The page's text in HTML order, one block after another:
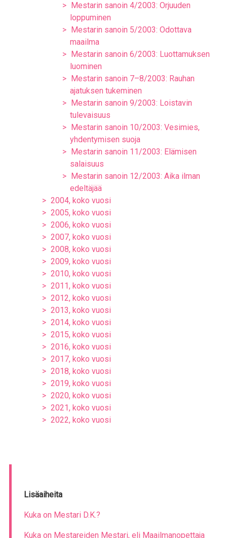
Mestarin sanoin 4/2003: Orjuuden
loppuminen
Mestarin sanoin 5/2003: Odottava
maailma
Mestarin sanoin 6/2003: Luottamuksen
luominen
Mestarin sanoin 7–8/2003: Rauhan
ajatuksen tukeminen
Mestarin sanoin 9/2003: Loistavin
tulevaisuus
Mestarin sanoin 10/2003: Vesimies,
yhdentymisen suoja
Mestarin sanoin 11/2003: Elämisen
salaisuus
Mestarin sanoin 12/2003: Aika ilman
edeltäjää
2004, koko vuosi
2005, koko vuosi
2006, koko vuosi
2007, koko vuosi
2008, koko vuosi
2009, koko vuosi
2010, koko vuosi
2011, koko vuosi
2012, koko vuosi
2013, koko vuosi
2014, koko vuosi
2015, koko vuosi
2016, koko vuosi
2017, koko vuosi
2018, koko vuosi
2019, koko vuosi
2020, koko vuosi
2021, koko vuosi
2022, koko vuosi
Lisäaiheita
Kuka on Mestari D.K.?
Kuka on Mestareiden Mestari, eli Maailmanopettaja